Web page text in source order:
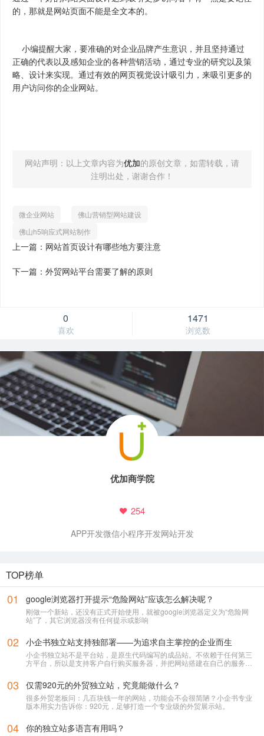
的，那就是网站页面不能是全文本的。
小编提醒大家，要准确的对企业品牌产生意识，并且坚持通过
正确的代表以及感知企业的各种营销活动，通过专业的研究以及策
略、设计来实现。通过有效的网页视觉设计吸引力，来吸引更多的
用户访问你的企业网站。
网站声明：以上文章内容为优加的原创文章，如需转载，请
注明出处，谢谢合作！
微企业网站
佛山营销型网站建设
佛山h5响应式网站制作
上一篇：网站首页设计有哪些地方要注意
下一篇：外贸网站平台需要了解的原则
0
喜欢
1471
浏览数
优加商学院
254
APP开发微信小程序开发网站开发
TOP榜单
01 google浏览器打开提示“危险网站”应该怎么解决呢？
刚做一个新站，还没有正式开始使用，就被google浏览器定义为“危险网
站”了，其它浏览器没有任何提示或影响
02 小企书独立站支持独部署——为追求自主掌控的企业而生
小企书独立站不是平台站，是原生代码编写的成品站。不依赖于任何第三
方平台，所以是支持客户自行购买服务器，并把网站搭建在自己的服务器
03 仅需920元的外贸独立站，究竟能做什么？
很多外贸老板问：几百块钱一年的网站，功能会不会很简陋？小企书专业
版本用实力告诉你：920元，足够打造一个专业级的外贸展示站。
04 你的独立站多语言有用吗？